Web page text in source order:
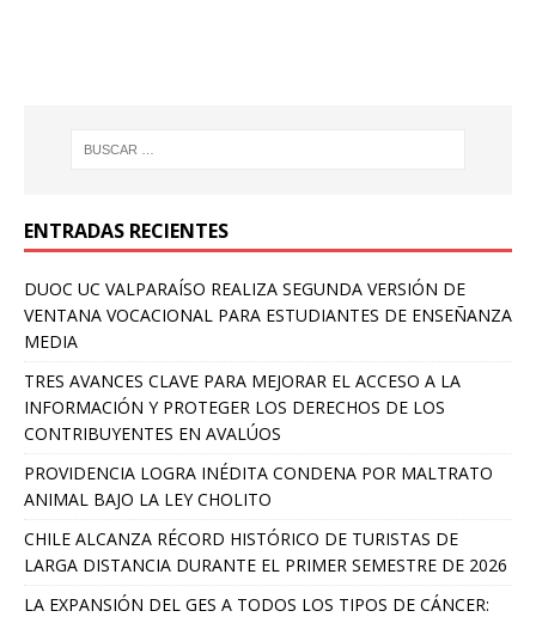
ENTRADAS RECIENTES
DUOC UC VALPARAÍSO REALIZA SEGUNDA VERSIÓN DE
VENTANA VOCACIONAL PARA ESTUDIANTES DE ENSEÑANZA
MEDIA
TRES AVANCES CLAVE PARA MEJORAR EL ACCESO A LA
INFORMACIÓN Y PROTEGER LOS DERECHOS DE LOS
CONTRIBUYENTES EN AVALÚOS
PROVIDENCIA LOGRA INÉDITA CONDENA POR MALTRATO
ANIMAL BAJO LA LEY CHOLITO
CHILE ALCANZA RÉCORD HISTÓRICO DE TURISTAS DE
LARGA DISTANCIA DURANTE EL PRIMER SEMESTRE DE 2026
LA EXPANSIÓN DEL GES A TODOS LOS TIPOS DE CÁNCER: